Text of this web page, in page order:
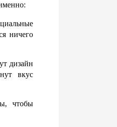
ничего
дизайн
вкус
чтобы